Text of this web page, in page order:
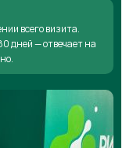
всего визита.
дней — отвечает на